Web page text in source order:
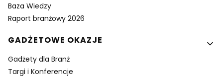
Baza Wiedzy
Raport branżowy 2026
GADŻETOWE OKAZJE
Gadżety dla Branż
Targi i Konferencje